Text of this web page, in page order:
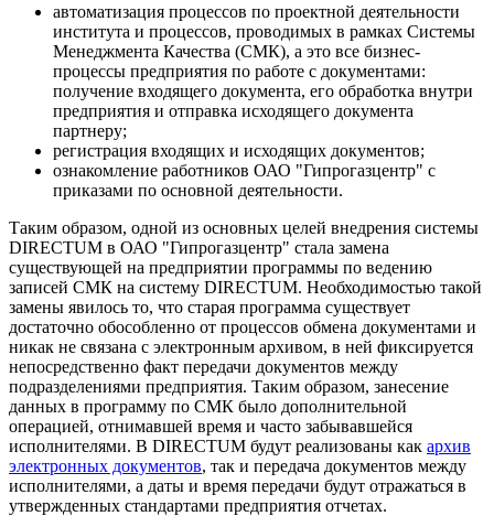
автоматизация процессов по проектной деятельности
института и процессов, проводимых в рамках Системы
Менеджмента Качества (СМК), а это все бизнес-
процессы предприятия по работе с документами:
получение входящего документа, его обработка внутри
предприятия и отправка исходящего документа
партнеру;
регистрация входящих и исходящих документов;
ознакомление работников ОАО "Гипрогазцентр" с
приказами по основной деятельности.
Таким образом, одной из основных целей внедрения системы
DIRECTUM в ОАО "Гипрогазцентр" стала замена
существующей на предприятии программы по ведению
записей СМК на систему DIRECTUM. Необходимостью такой
замены явилось то, что старая программа существует
достаточно обособленно от процессов обмена документами и
никак не связана с электронным архивом, в ней фиксируется
непосредственно факт передачи документов между
подразделениями предприятия. Таким образом, занесение
данных в программу по СМК было дополнительной
операцией, отнимавшей время и часто забывавшейся
исполнителями. В DIRECTUM будут реализованы как архив
электронных документов, так и передача документов между
исполнителями, а даты и время передачи будут отражаться в
утвержденных стандартами предприятия отчетах.